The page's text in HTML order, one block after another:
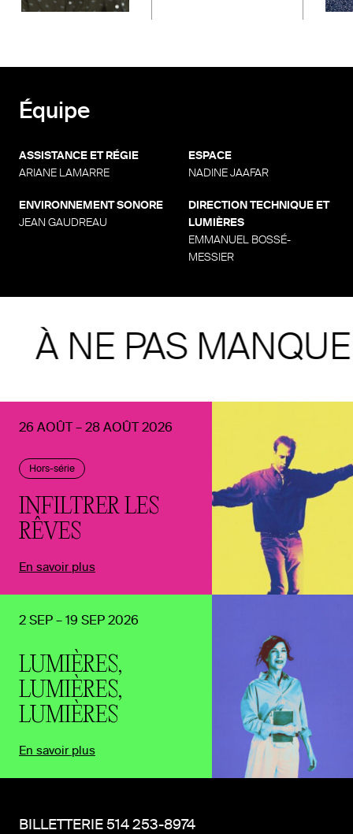
Équipe
ASSISTANCE ET RÉGIE
ARIANE LAMARRE
ENVIRONNEMENT SONORE
JEAN GAUDREAU
ESPACE
NADINE JAAFAR
DIRECTION TECHNIQUE ET
LUMIÈRES
EMMANUEL BOSSÉ-
MESSIER
À NE PAS
Hors-série
INFILTRER LES
RÊVES
26 AOÛT – 28 AOÛT 2026
En savoir plus
LUMIÈRES,
LUMIÈRES,
LUMIÈRES
2 SEP – 19 SEP 2026
En savoir plus
BILLETTERIE 514 253-8974